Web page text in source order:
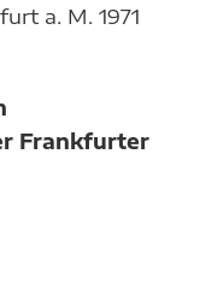
a. M. 1971
Frankfurter